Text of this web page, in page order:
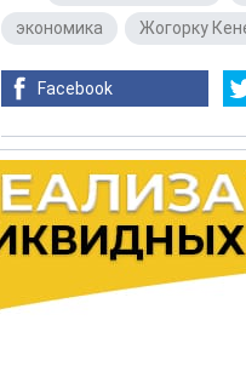
экономика
Жогорку
Facebook